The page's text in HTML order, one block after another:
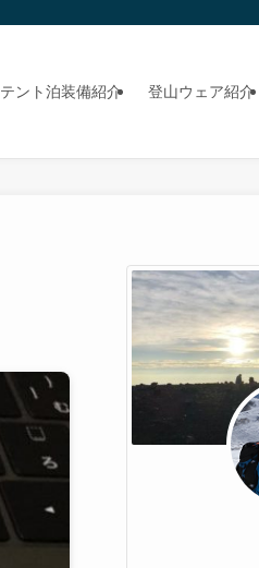
テント泊装備紹介 登山ウェア紹介